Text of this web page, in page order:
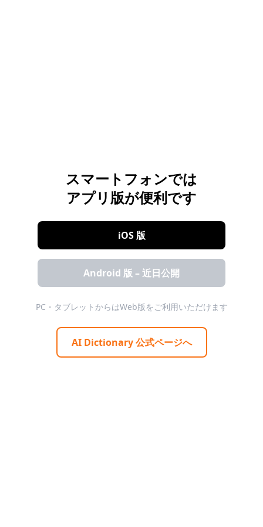
スマートフォンでは
アプリ版が便利です
iOS 版
Android 版 – 近日公開
PC・タブレットからはWeb版をご利用いただけます
AI Dictionary 公式ページへ